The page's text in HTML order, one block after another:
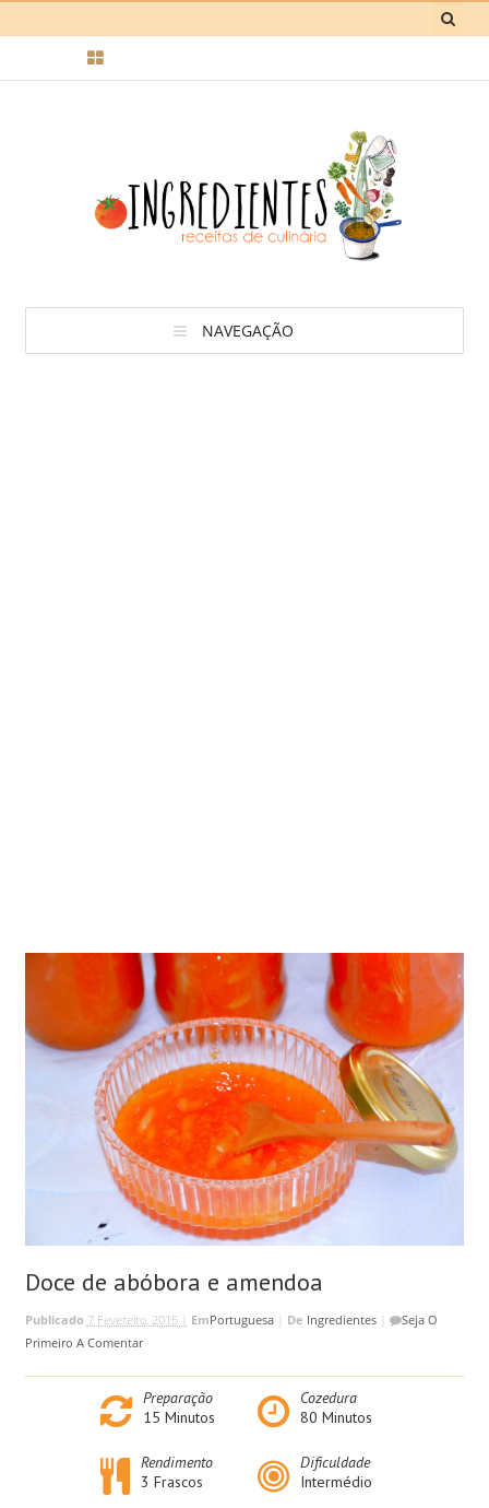
NAVEGAÇÃO
Doce de abóbora e amendoa
Publicado 7 Fevereiro, 2015 | EmPortuguesa| De Ingredientes|
Seja O
Primeiro A Comentar
Preparação
15 Minutos
Cozedura
80 Minutos
Rendimento
3 Frascos
Dificuldade
Intermédio